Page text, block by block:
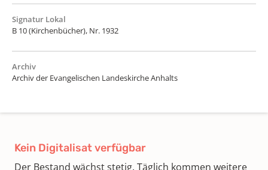
Signatur Lokal
B 10 (Kirchenbücher), Nr. 1932
Archiv
Archiv der Evangelischen Landeskirche Anhalts
Kein Digitalisat verfügbar
Der Bestand wächst stetig. Täglich kommen weitere